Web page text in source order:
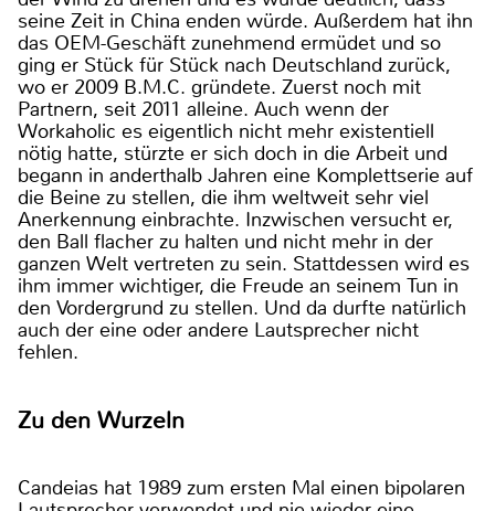
seine Zeit in China enden würde. Außerdem hat ihn
das OEM-Geschäft zunehmend ermüdet und so
ging er Stück für Stück nach Deutschland zurück,
wo er 2009 B.M.C. gründete. Zuerst noch mit
Partnern, seit 2011 alleine. Auch wenn der
Workaholic es eigentlich nicht mehr existentiell
nötig hatte, stürzte er sich doch in die Arbeit und
begann in anderthalb Jahren eine Komplettserie auf
die Beine zu stellen, die ihm weltweit sehr viel
Anerkennung einbrachte. Inzwischen versucht er,
den Ball flacher zu halten und nicht mehr in der
ganzen Welt vertreten zu sein. Stattdessen wird es
ihm immer wichtiger, die Freude an seinem Tun in
den Vordergrund zu stellen. Und da durfte natürlich
auch der eine oder andere Lautsprecher nicht
fehlen.
Zu den Wurzeln
Candeias hat 1989 zum ersten Mal einen bipolaren